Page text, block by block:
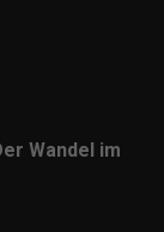
Wandel im